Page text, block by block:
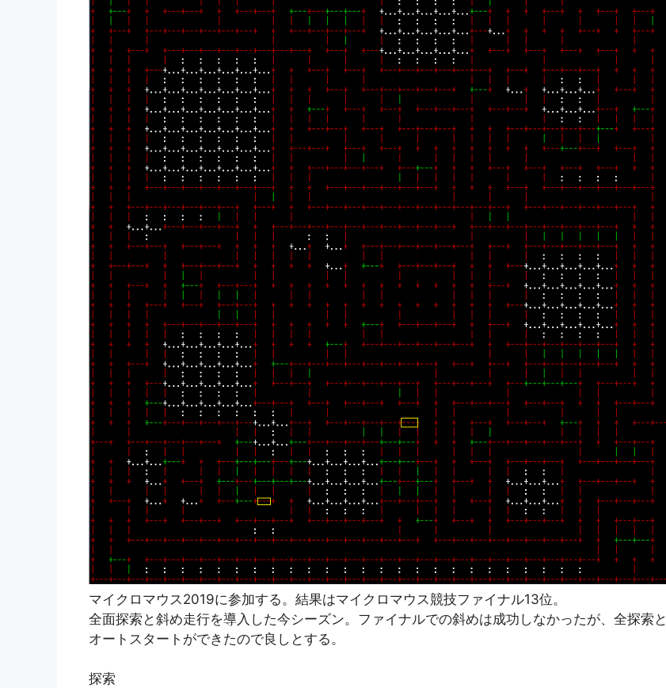
マイクロマウス2019に参加する。結果はマイクロマウス競技ファイナル13位。
全面探索と斜め走行を導入した今シーズン。ファイナルでの斜めは成功しなかったが、全探索と
オートスタートができたので良しとする。
探索